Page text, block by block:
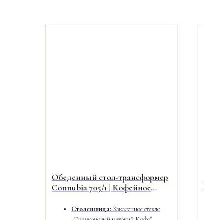
Обеденный стол-трансформер
Connubia 705/1 | Кофейное
Столешница:Закаленное стекло